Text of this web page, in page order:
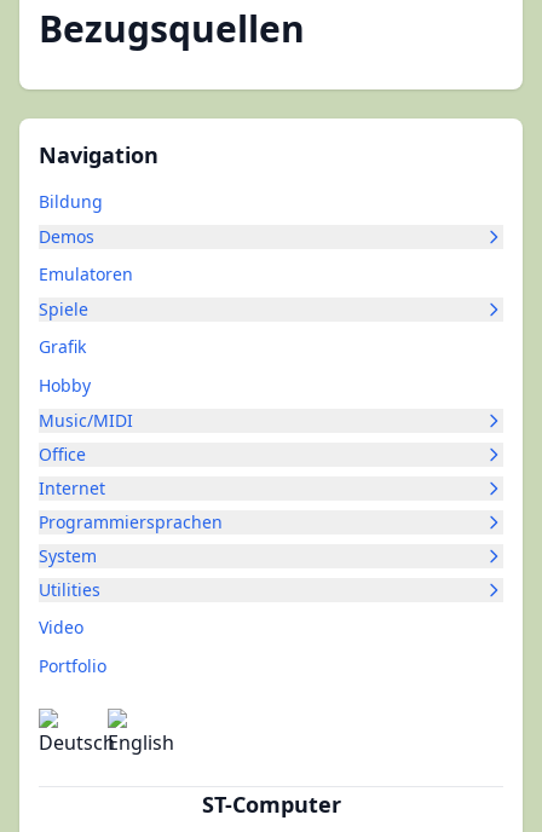
Navigation
Bildung
Demos
Emulatoren
Spiele
Grafik
Hobby
Music/MIDI
Office
Internet
Programmiersprachen
System
Utilities
Video
Portfolio
ST-Computer
Bezugsquellen